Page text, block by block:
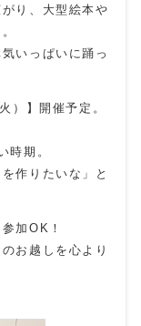
り、大型絵本や
いっぱいに踊っ
）】開催予定。
時期。
作りたいな」と
加OK！
お越しを心より